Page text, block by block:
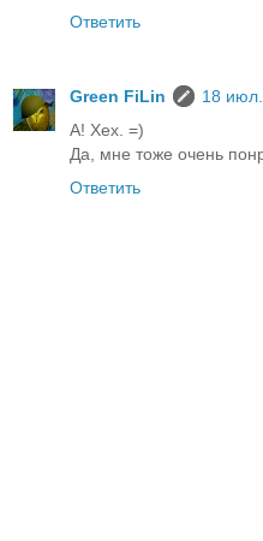
Ответить
Green FiLin
18 июл.
А! Хех. =)
Да, мне тоже очень
Ответить